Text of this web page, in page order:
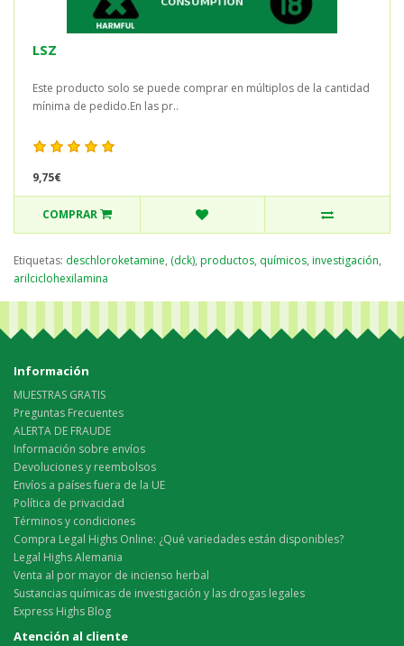
LSZ
Este producto solo se puede comprar en múltiplos de la cantidad
mínima de pedido.En las pr..
9,75€
COMPRAR
Etiquetas: deschloroketamine, (dck), productos, químicos, investigación,
arilciclohexilamina
Información
MUESTRAS GRATIS
Preguntas Frecuentes
ALERTA DE FRAUDE
Información sobre envíos
Devoluciones y reembolsos
Envíos a países fuera de la UE
Política de privacidad
Términos y condiciones
Compra Legal Highs Online: ¿Qué variedades están disponibles?
Legal Highs Alemania
Venta al por mayor de incienso herbal
Sustancias químicas de investigación y las drogas legales
Express Highs Blog
Atención al cliente